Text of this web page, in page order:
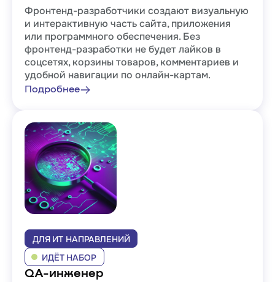
Фронтенд-разработчики создают визуальную
и интерактивную часть сайта, приложения
или программного обеспечения. Без
фронтенд-разработки не будет лайков в
соцсетях, корзины товаров, комментариев и
удобной навигации по онлайн-картам.
Подробнее
ДЛЯ ИТ НАПРАВЛЕНИЙ
ИДЁТ НАБОР
QA-инженер